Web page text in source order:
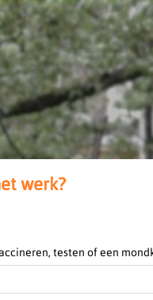
werk?
testen of een